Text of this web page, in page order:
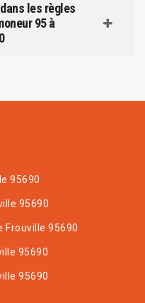
les règles
95 à
95690
95690
Frouville 95690
95690
95690